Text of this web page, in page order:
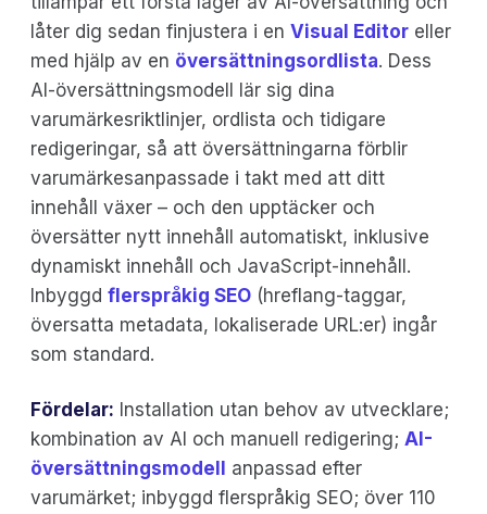
låter dig sedan finjustera i en Visual Editor eller
med hjälp av en översättningsordlista. Dess
AI-översättningsmodell lär sig dina
varumärkesriktlinjer, ordlista och tidigare
redigeringar, så att översättningarna förblir
varumärkesanpassade i takt med att ditt
innehåll växer – och den upptäcker och
översätter nytt innehåll automatiskt, inklusive
dynamiskt innehåll och JavaScript-innehåll.
Inbyggd flerspråkig SEO (hreflang-taggar,
översatta metadata, lokaliserade URL:er) ingår
som standard.
Fördelar: Installation utan behov av utvecklare;
kombination av AI och manuell redigering; AI-
översättningsmodell anpassad efter
varumärket; inbyggd flerspråkig SEO; över 110